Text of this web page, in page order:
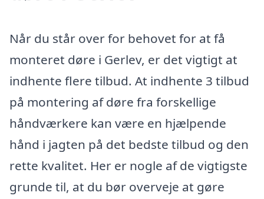
Når du står over for behovet for at få
monteret døre i Gerlev, er det vigtigt at
indhente flere tilbud. At indhente 3 tilbud
på montering af døre fra forskellige
håndværkere kan være en hjælpende
hånd i jagten på det bedste tilbud og den
rette kvalitet. Her er nogle af de vigtigste
grunde til, at du bør overveje at gøre